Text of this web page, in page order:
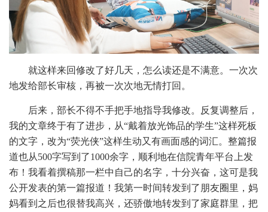
就这样来回修改了好几天，怎么读还是不满意。一次次
地发给部长审核，再被一次次地无情打回。
后来，部长不得不手把手地指导我修改。反复调整后，
我的文章终于有了进步，从“戴着放光饰品的学生”这样死板
的文字，改为“荧光侠”这样生动又有画面感的词汇。整篇报
道也从500字写到了1000余字，顺利地在信院青年平台上发
布！我看着撰稿那一栏中自己的名字，十分兴奋，这可是我
公开发表的第一篇报道！我第一时间转发到了朋友圈里，妈
妈看到之后也很替我高兴，还骄傲地转发到了家庭群里，把